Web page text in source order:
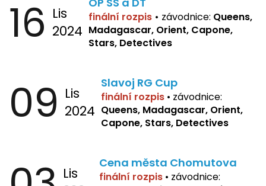
16 Lis
2024
finální rozpis • závodnice: Queens,
Madagascar, Orient, Capone,
Stars, Detectives
09 Lis
2024
Slavoj RG Cup
finální rozpis • závodnice:
Queens, Madagascar, Orient,
Capone, Stars, Detectives
Lis
Cena města Chomutova
finální rozpis • závodnice: